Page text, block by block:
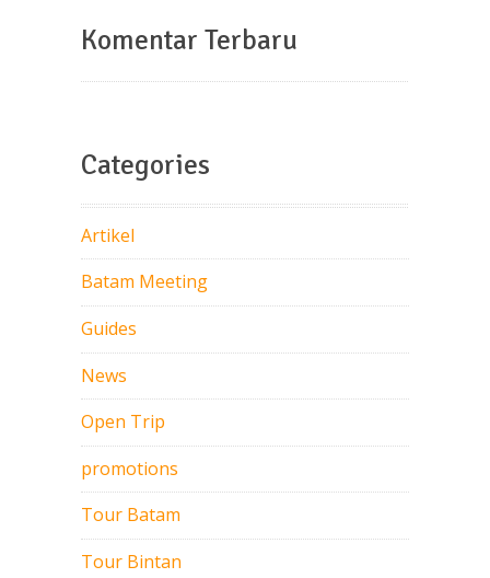
Komentar Terbaru
Categories
Artikel
Batam Meeting
Guides
News
Open Trip
promotions
Tour Batam
Tour Bintan